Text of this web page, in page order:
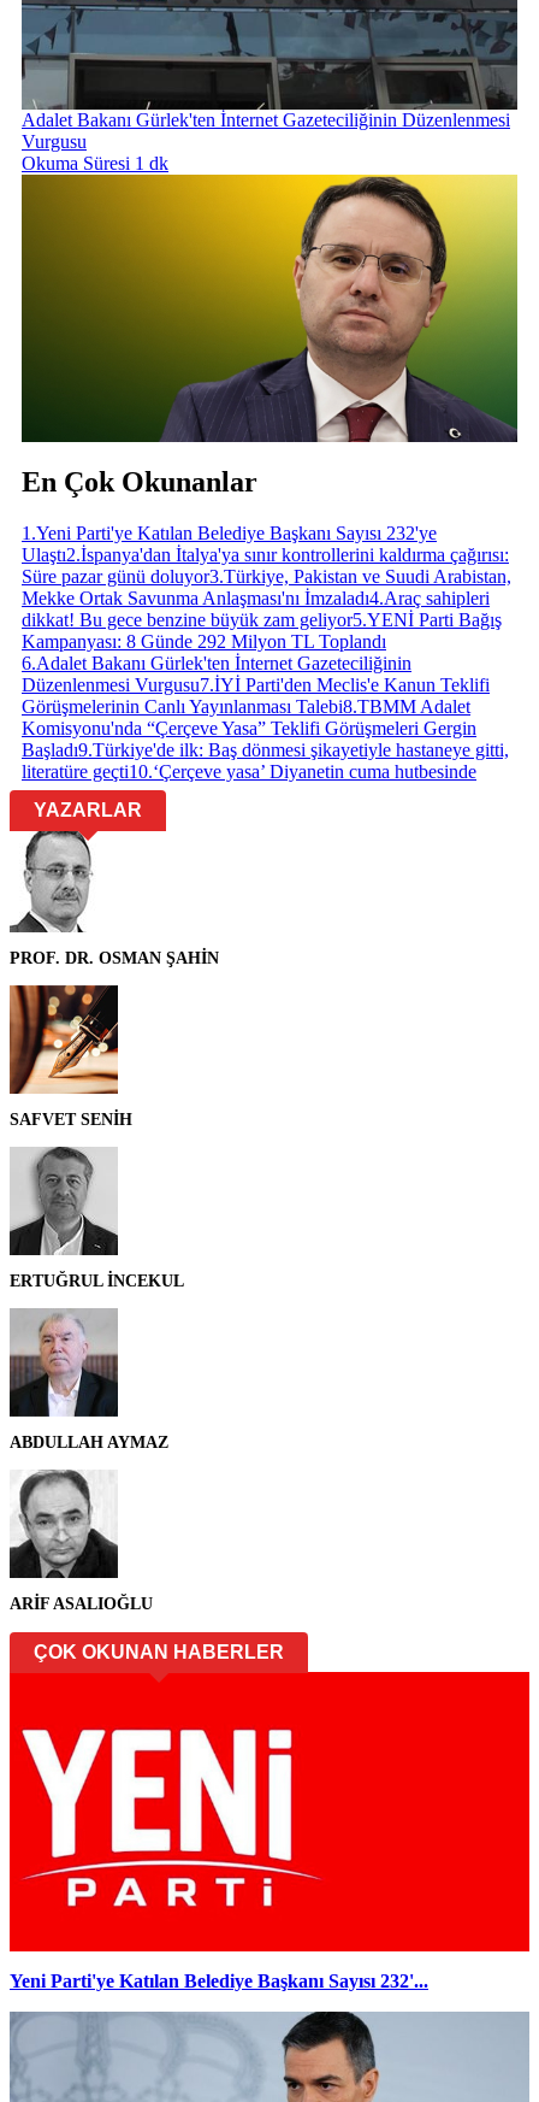
Adalet Bakanı Gürlek'ten İnternet Gazeteciliğinin Düzenlenmesi
Vurgusu
Okuma Süresi 1 dk
En Çok Okunanlar
1 .Yeni Parti'ye Katılan Belediye Başkanı Sayısı 232'ye
Ulaştı2.İspanya'dan İtalya'ya sınır kontrollerini kaldırma çağırısı:
Süre pazar günü doluyor3.Türkiye, Pakistan ve Suudi Arabistan,
Mekke Ortak Savunma Anlaşması'nı İmzaladı4.Araç sahipleri
dikkat! Bu gece benzine büyük zam geliyor5.YENİ Parti Bağış
Kampanyası: 8 Günde 292 Milyon TL Toplandı
6.Adalet Bakanı Gürlek'ten İnternet Gazeteciliğinin
Düzenlenmesi Vurgusu7.İYİ Parti'den Meclis'e Kanun Teklifi
Görüşmelerinin Canlı Yayınlanması Talebi8.TBMM Adalet
Komisyonu'nda “Çerçeve Yasa” Teklifi Görüşmeleri Gergin
Başladı9.Türkiye'de ilk: Baş dönmesi şikayetiyle hastaneye gitti,
literatüre geçti10.‘Çerçeve yasa’ Diyanetin cuma hutbesinde
YAZARLAR
PROF. DR. OSMAN ŞAHİN
SAFVET SENİH
ERTUĞRUL İNCEKUL
ABDULLAH AYMAZ
ARİF ASALIOĞLU
ÇOK OKUNAN HABERLER
Yeni Parti'ye Katılan Belediye Başkanı Sayısı 232'...